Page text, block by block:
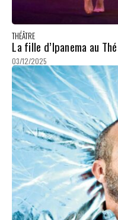
THÉÂTRE
La fille d’Ipanema au
03/12/2025